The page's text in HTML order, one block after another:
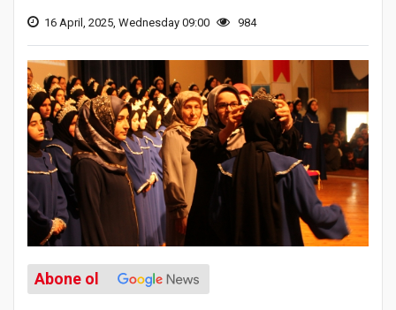
16 April, 2025, Wednesday 09:00 984
Abone ol